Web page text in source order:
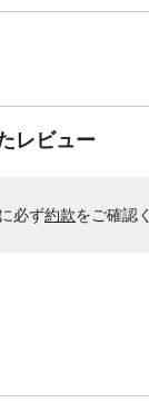
レビュー
必ず約款をご確認